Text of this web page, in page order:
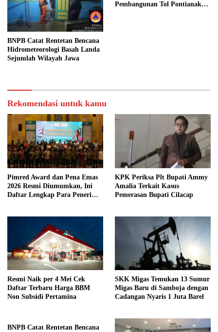
BNPB Catat Rentetan Bencana
Hidrometeorologi Basah Landa
Sejumlah Wilayah Jawa
Pembangunan Tol Pontianak
Rekomendasi untuk kamu
Pimred Award dan Pena Emas
2026 Resmi Diumumkan, Ini
Daftar Lengkap Para Penerima
KPK Periksa Plt Bupati Ammy
Amalia Terkait Kasus
Pemerasan Bupati Cilacap
Resmi Naik per 4 Mei Cek
Daftar Terbaru Harga BBM
Non Subsidi Pertamina
SKK Migas Temukan 13 Sumur
Migas Baru di Samboja dengan
Cadangan Nyaris 1 Juta Barel
BNPB Catat Rentetan Bencana